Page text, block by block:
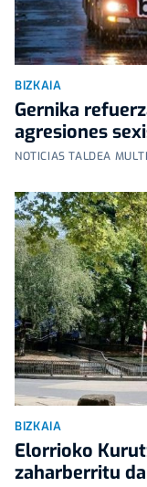
BIZKAIA
Gernika
agresiones
NOTICIAS TALDEA
BIZKAIA
Elorrioko
zaharberritu da